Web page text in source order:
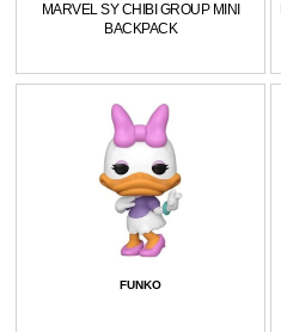
MARVEL SY CHIBI GROUP MINI
BACKPACK
FUNKO